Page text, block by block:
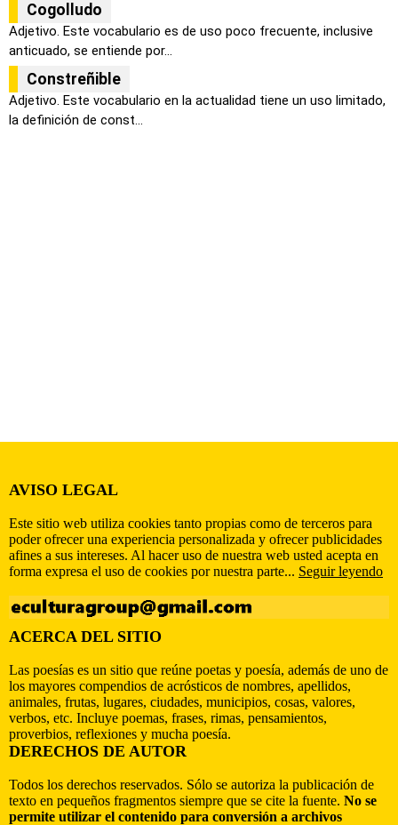
Cogolludo
Adjetivo. Este vocabulario es de uso poco frecuente, inclusive
anticuado, se entiende por...
Constreñible
Adjetivo. Este vocabulario en la actualidad tiene un uso limitado,
la definición de const...
AVISO LEGAL
Este sitio web utiliza cookies tanto propias como de terceros para
poder ofrecer una experiencia personalizada y ofrecer publicidades
afines a sus intereses. Al hacer uso de nuestra web usted acepta en
forma expresa el uso de cookies por nuestra parte... Seguir leyendo
ACERCA DEL SITIO
Las poesías es un sitio que reúne poetas y poesía, además de uno de
los mayores compendios de acrósticos de nombres, apellidos,
animales, frutas, lugares, ciudades, municipios, cosas, valores,
verbos, etc. Incluye poemas, frases, rimas, pensamientos,
proverbios, reflexiones y mucha poesía.
DERECHOS DE AUTOR
Todos los derechos reservados. Sólo se autoriza la publicación de
texto en pequeños fragmentos siempre que se cite la fuente. No se
permite utilizar el contenido para conversión a archivos